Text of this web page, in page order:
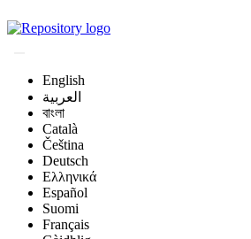
English
العربية
বাংলা
Català
Čeština
Deutsch
Ελληνικά
Español
Suomi
Français